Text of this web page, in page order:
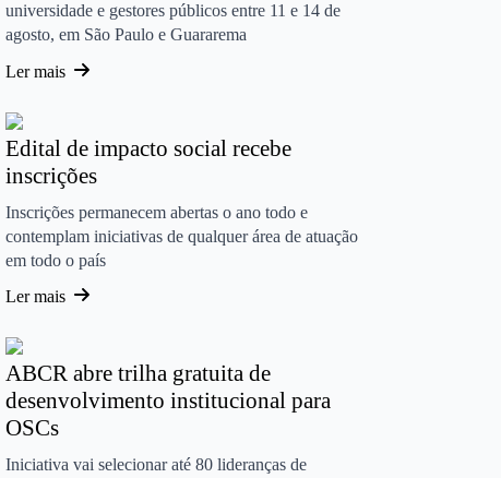
universidade e gestores públicos entre 11 e 14 de
agosto, em São Paulo e Guararema
Ler mais
Edital de impacto social recebe
inscrições
Inscrições permanecem abertas o ano todo e
contemplam iniciativas de qualquer área de atuação
em todo o país
Ler mais
ABCR abre trilha gratuita de
desenvolvimento institucional para
OSCs
Iniciativa vai selecionar até 80 lideranças de